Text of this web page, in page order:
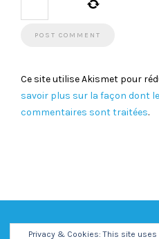
Ce site utilise Akismet pour
savoir plus sur la façon dont
commentaires sont traitées.
Privacy & Cookies: This site